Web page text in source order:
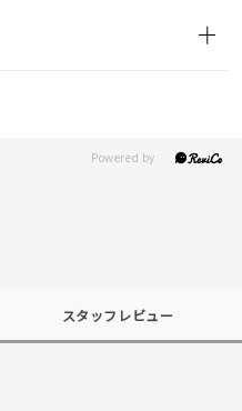
スタッフレビュー